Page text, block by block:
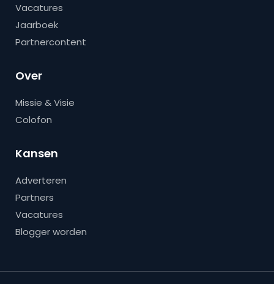
Vacatures
Jaarboek
Partnercontent
Over
Missie & Visie
Colofon
Kansen
Adverteren
Partners
Vacatures
Blogger worden